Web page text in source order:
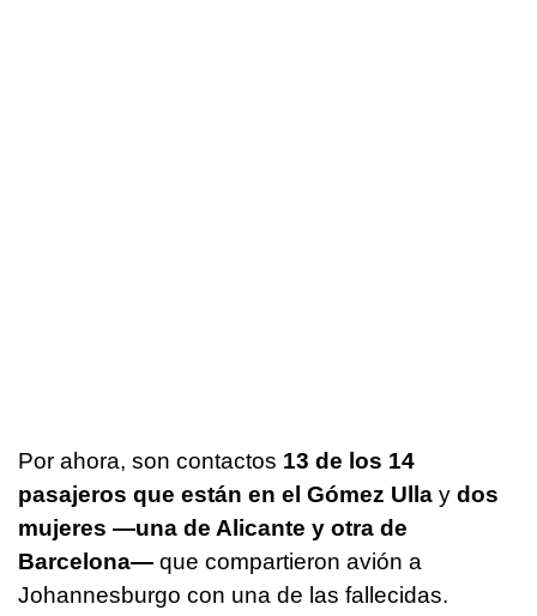
Por ahora, son contactos 13 de los 14
pasajeros que están en el Gómez Ulla y dos
mujeres —una de Alicante y otra de
Barcelona— que compartieron avión a
Johannesburgo con una de las fallecidas.